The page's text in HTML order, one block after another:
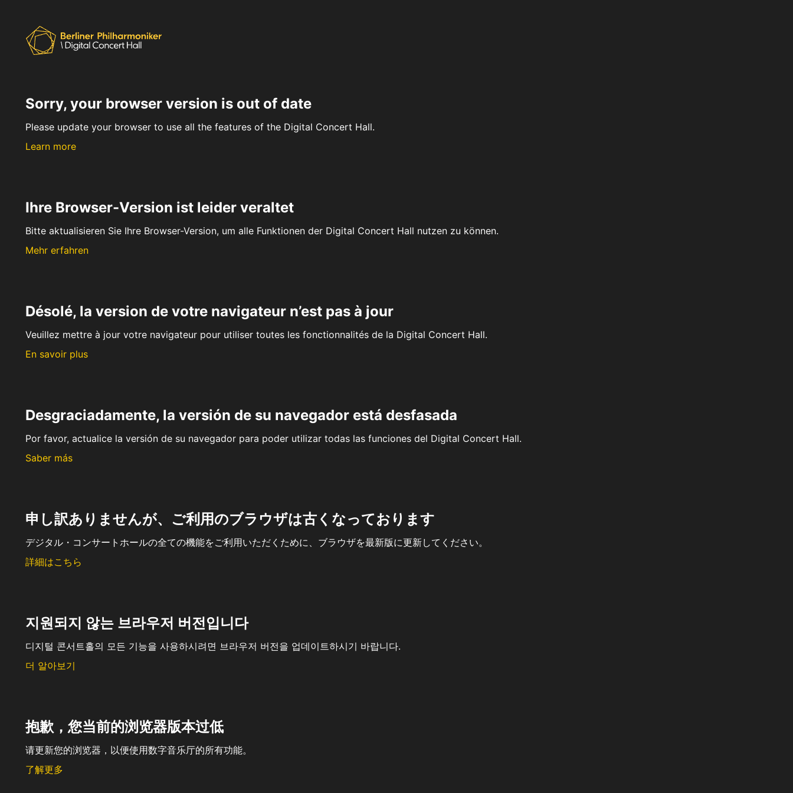
Sorry, your browser version is out of date
Please update your browser to use all the features of the Digital Concert Hall.
Learn more
Ihre Browser-Version ist leider veraltet
Bitte aktualisieren Sie Ihre Browser-Version, um alle Funktionen der Digital Concert Hall nutzen zu können.
Mehr erfahren
Désolé, la version de votre navigateur n’est pas à jour
Veuillez mettre à jour votre navigateur pour utiliser toutes les fonctionnalités de la Digital Concert Hall.
En savoir plus
Desgraciadamente, la versión de su navegador está desfasada
Por favor, actualice la versión de su navegador para poder utilizar todas las funciones del Digital Concert Hall.
Saber más
申し訳ありませんが、ご利用のブラウザは古くなっております
デジタル・コンサートホールの全ての機能をご利用いただくために、ブラウザを最新版に更新してください。
詳細はこちら
지원되지 않는 브라우저 버전입니다
디지털 콘서트홀의 모든 기능을 사용하시려면 브라우저 버전을 업데이트하시기 바랍니다.
더 알아보기
抱歉，您当前的浏览器版本过低
请更新您的浏览器，以便使用数字音乐厅的所有功能。
了解更多